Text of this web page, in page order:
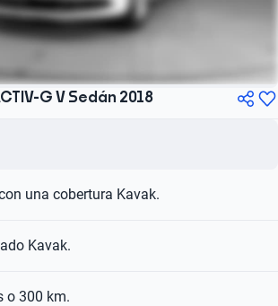
G V Sedán 2018
una cobertura Kavak.
Kavak.
o 300 km.